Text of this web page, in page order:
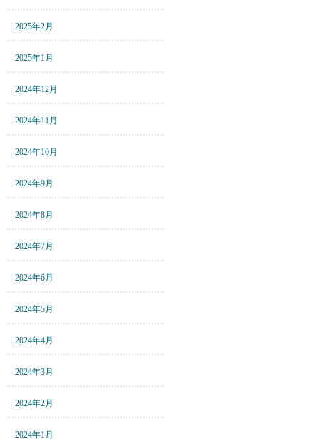
2025年2月
2025年1月
2024年12月
2024年11月
2024年10月
2024年9月
2024年8月
2024年7月
2024年6月
2024年5月
2024年4月
2024年3月
2024年2月
2024年1月